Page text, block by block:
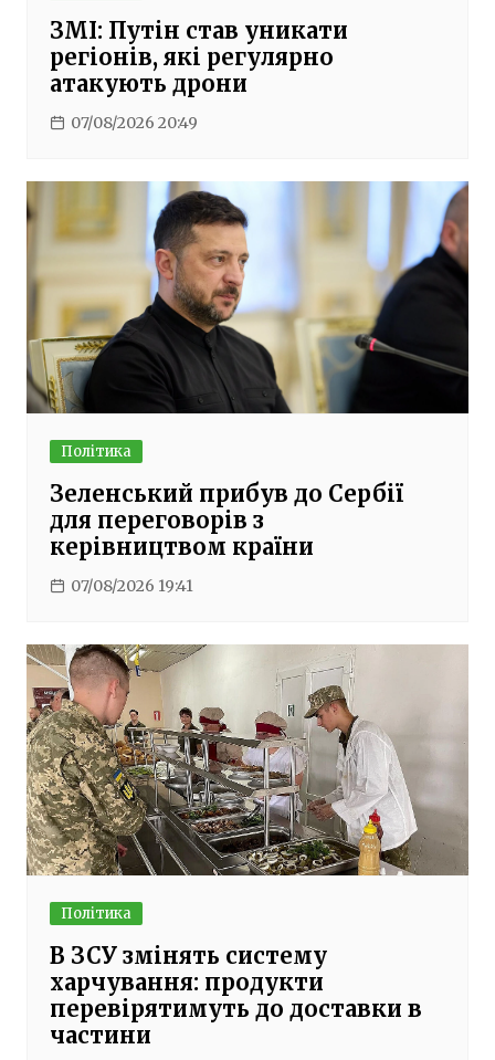
ЗМІ: Путін став уникати
регіонів, які регулярно
атакують дрони
07/08/2026 20:49
Політика
Зеленський прибув до Сербії
для переговорів з
керівництвом країни
07/08/2026 19:41
Політика
В ЗСУ змінять систему
харчування: продукти
перевірятимуть до доставки в
частини